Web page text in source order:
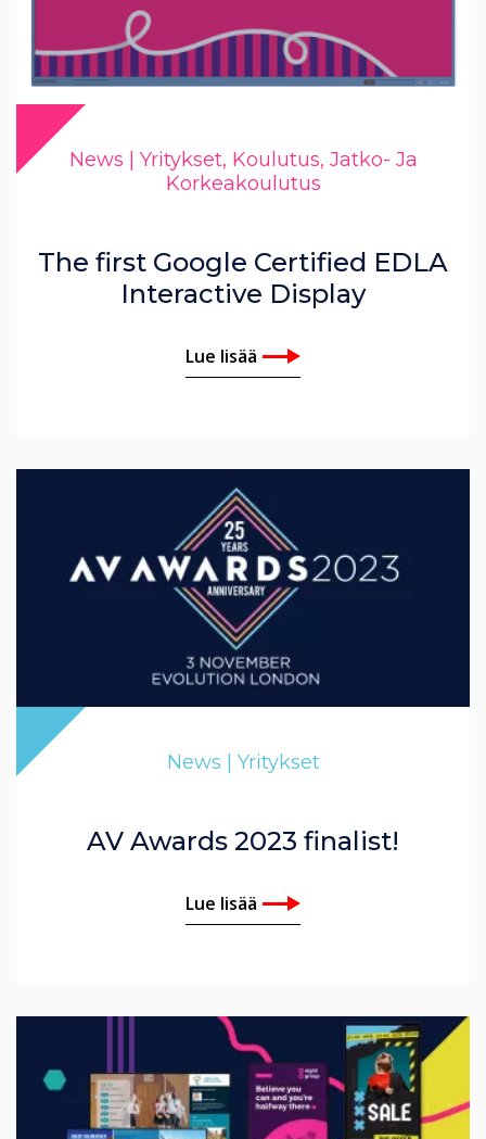
News | Yritykset, Koulutus, Jatko- Ja
Korkeakoulutus
The first Google Certified EDLA
Interactive Display
Lue lisää
News | Yritykset
AV Awards 2023 finalist!
Lue lisää